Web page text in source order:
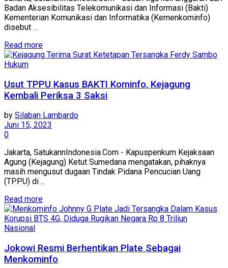
Badan Aksesibilitas Telekomunikasi dan Informasi (Bakti)
Kementerian Komunikasi dan Informatika (Kemenkominfo)
disebut ...
Read more
Hukum
Usut TPPU Kasus BAKTI Kominfo, Kejagung
Kembali Periksa 3 Saksi
by Silaban Lambardo
Juni 15, 2023
0
Jakarta, SatukannIndonesia.Com - Kapuspenkum Kejaksaan
Agung (Kejagung) Ketut Sumedana mengatakan, pihaknya
masih mengusut dugaan Tindak Pidana Pencucian Uang
(TPPU) di ...
Read more
Nasional
Jokowi Resmi Berhentikan Plate Sebagai
Menkominfo